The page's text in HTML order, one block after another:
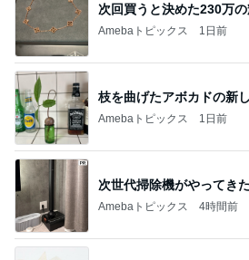
次回買うと決めた230万の
Amebaトピックス 1日前
枝を曲げたアボカドの新
Amebaトピックス 1日前
次世代掃除機がやってき
Amebaトピックス 4時間前